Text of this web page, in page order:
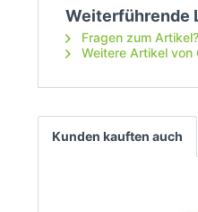
Weiterführende
Fragen zum Artikel?
Weitere Artikel von
Kunden kauften auch